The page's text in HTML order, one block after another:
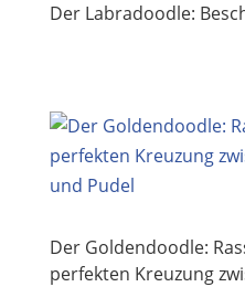
Der Labradoodle:
Der Goldendoodle:
perfekten Kreuzung